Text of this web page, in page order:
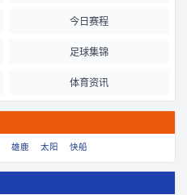
今日赛程
足球集锦
体育资讯
雄鹿 太阳 快船